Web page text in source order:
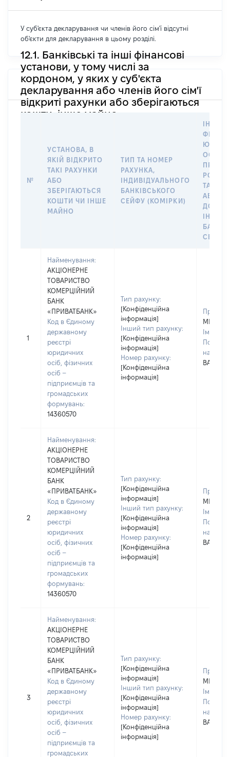
У суб'єкта декларування чи членів його сім'ї відсутні
об'єкти для декларування в цьому розділі.
12.1. Банківські та інші фінансові
установи, у тому числі за
кордоном, у яких у суб'єкта
декларування або членів його сім'ї
відкриті рахунки або зберігаються
кошти, інше майно
№
УСТАНОВА, В
ЯКІЙ ВІДКРИТО
ТАКІ РАХУНКИ
АБО
ЗБЕРІГАЮТЬСЯ
КОШТИ ЧИ ІНШЕ
МАЙНО
ТИП ТА НОМЕР
РАХУНКА,
ІНДИВІДУАЛЬНОГО
БАНКІВСЬКОГО
СЕЙФУ (КОМІРКИ)
ПРАВО
ТАКИМ
АБО
ДО
СЕЙФУ
1
Найменування:
АКЦІОНЕРНЕ
ТОВАРИСТВО
КОМЕРЦІЙНИЙ
БАНК
«ПРИВАТБАНК»
Код в Єдиному
державному
реєстрі
юридичних
осіб, фізичних
осіб –
підприємців та
громадських
формувань:
14360570
Тип рахунку:
[Конфіденційна
інформація]
Інший тип рахунку:
[Конфіденційна
інформація]
Номер рахунку:
[Конфіденційна
інформація]
Ім'я:
По
2
Найменування:
АКЦІОНЕРНЕ
ТОВАРИСТВО
КОМЕРЦІЙНИЙ
БАНК
«ПРИВАТБАНК»
Код в Єдиному
державному
реєстрі
юридичних
осіб, фізичних
осіб –
підприємців та
громадських
формувань:
14360570
Тип рахунку:
[Конфіденційна
інформація]
Інший тип рахунку:
[Конфіденційна
інформація]
Номер рахунку:
[Конфіденційна
інформація]
Ім'я:
По
3
Найменування:
АКЦІОНЕРНЕ
ТОВАРИСТВО
КОМЕРЦІЙНИЙ
БАНК
«ПРИВАТБАНК»
Код в Єдиному
державному
реєстрі
юридичних
осіб, фізичних
осіб –
підприємців та
громадських
Тип рахунку:
[Конфіденційна
інформація]
Інший тип рахунку:
[Конфіденційна
інформація]
Номер рахунку:
[Конфіденційна
інформація]
Ім'я:
По